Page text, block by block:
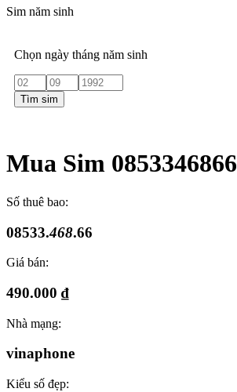
Sim năm sinh
Chọn ngày tháng năm sinh
Tìm sim
Mua Sim 0853346866
Số thuê bao:
08533.468.66
Giá bán:
490.000 ₫
Nhà mạng:
vinaphone
Kiểu số đẹp: